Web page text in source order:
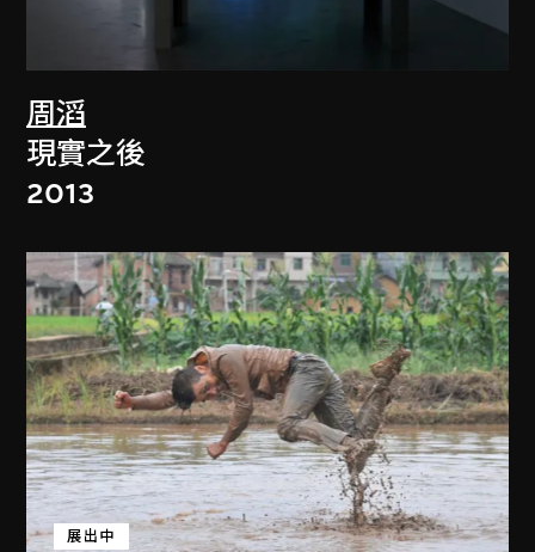
周滔
現實之後
2013
展出中